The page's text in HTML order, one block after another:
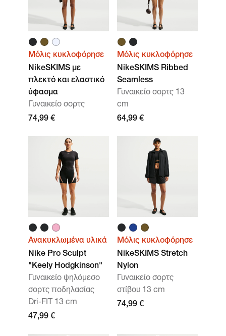
Μόλις κυκλοφόρησε
NikeSKIMS με
πλεκτό και ελαστικό
ύφασμα
Γυναικείο σορτς
74,99 €
Μόλις κυκλοφόρησε
NikeSKIMS Ribbed
Seamless
Γυναικείο σορτς 13
cm
64,99 €
Ανακυκλωμένα υλικά
Nike Pro Sculpt
"Keely Hodgkinson"
Γυναικείο ψηλόμεσο
σορτς ποδηλασίας
Dri-FIT 13 cm
47,99 €
Μόλις κυκλοφόρησε
NikeSKIMS Stretch
Nylon
Γυναικείο σορτς
στίβου 13 cm
74,99 €